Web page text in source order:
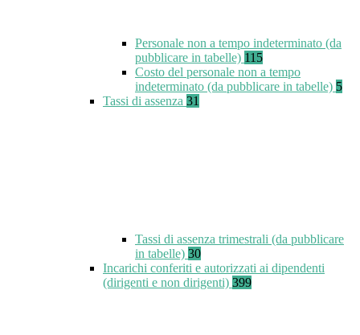
Personale non a tempo indeterminato (da
pubblicare in tabelle) 115
Costo del personale non a tempo
indeterminato (da pubblicare in tabelle) 5
Tassi di assenza 31
Tassi di assenza trimestrali (da pubblicare
in tabelle) 30
Incarichi conferiti e autorizzati ai dipendenti
(dirigenti e non dirigenti) 399